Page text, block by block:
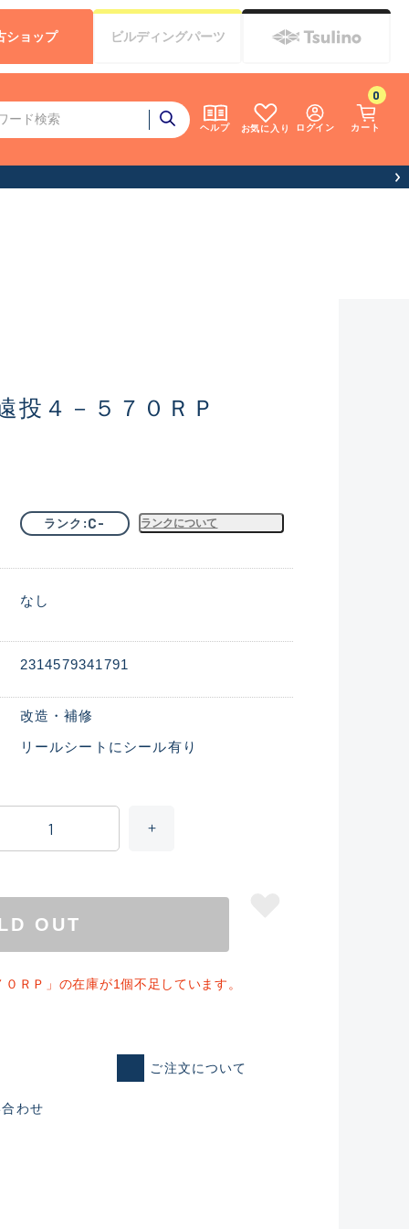
ヘルプ お気に入り ログイン カート
0
ショップ ビルディングパーツ
れた未使用
投４－５７０ＲＰ
ランク C- ランクについて
なし
2314579341791
改造・補修
リールシートにシール有り
OUT
ＲＰ」の在庫が1個不足しています。
ご注文について
わせ